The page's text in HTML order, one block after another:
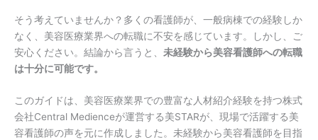
そう考えていませんか？多くの看護師が、一般病棟での経験しか
なく、美容医療業界への転職に不安を感じています。しかし、ご
安心ください。結論から言うと、 未経験から美容看護師への転職
は十分に可能です。
このガイドは、美容医療業界での豊富な人材紹介経験を持つ株式
会社Central Medienceが運営する美STARが、現場で活躍する美
容看護師の声を元に作成しました。未経験から美容看護師を目指